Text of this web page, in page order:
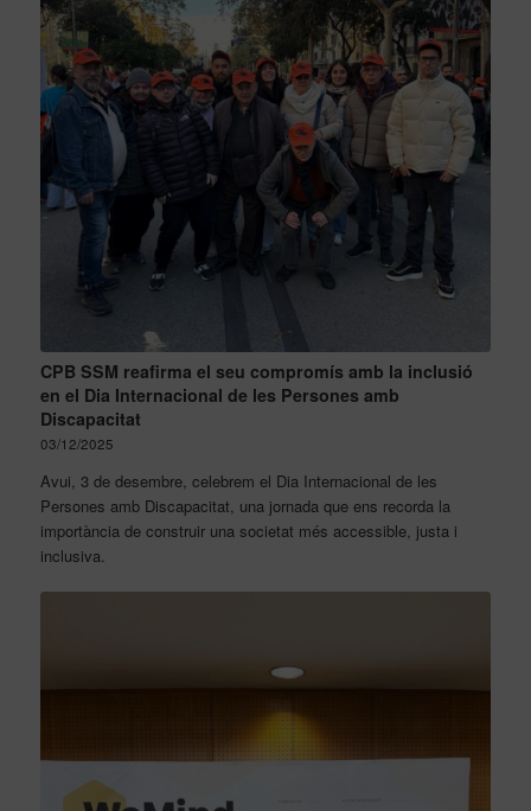
CPB SSM reafirma el seu compromís amb la inclusió
en el Dia Internacional de les Persones amb
Discapacitat
03/12/2025
Avui, 3 de desembre, celebrem el Dia Internacional de les
Persones amb Discapacitat, una jornada que ens recorda la
importància de construir una societat més accessible, justa i
inclusiva.